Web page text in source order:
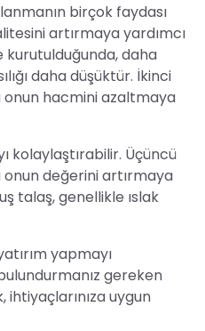
birçok faydası
artırmaya yardımcı
kurutulduğunda, daha
daha düşüktür. İkinci
onun hacmini azaltmaya
kolaylaştırabilir. Üçüncü
onun değerini artırmaya
talaş, genellikle ıslak
yapmayı
gereken
ihtiyaçlarınıza uygun